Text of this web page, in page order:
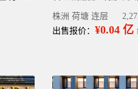
株洲 荷塘 连层
出售报价： ¥0.04 亿